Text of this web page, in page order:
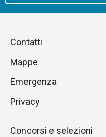
Salta
sezione
Piè
di
pagina
Contatti
Mappe
Emergenza
Privacy
Concorsi e selezioni